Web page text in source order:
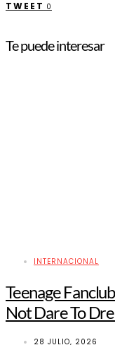
TWEET 0
Te puede interesar
INTERNACIONAL
Teenage
Not Dare To
28 JULIO, 2026